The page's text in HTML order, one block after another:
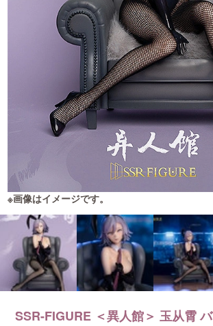
※画像はイメージです。
SSR-FIGURE ＜異人館＞ 玉从霄